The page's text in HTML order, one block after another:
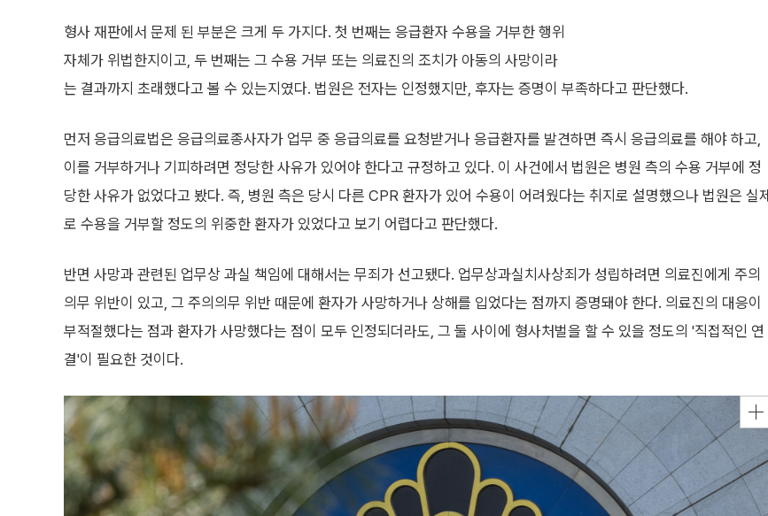
형사 재판에서 문제 된 부분은 크게 두 가지다. 첫 번째는 응급환자 수용을 거부한 행위
자체가 위법한지이고, 두 번째는 그 수용 거부 또는 의료진의 조치가 아동의 사망이라
는 결과까지 초래했다고 볼 수 있는지였다. 법원은 전자는 인정했지만, 후자는 증명이 부족하다고 판단했다.
먼저 응급의료법은 응급의료종사자가 업무 중 응급의료를 요청받거나 응급환자를 발견하면 즉시 응급의료를 해야 하고,
이를 거부하거나 기피하려면 정당한 사유가 있어야 한다고 규정하고 있다. 이 사건에서 법원은 병원 측의 수용 거부에 정
당한 사유가 없었다고 봤다. 즉, 병원 측은 당시 다른 CPR 환자가 있어 수용이 어려웠다는 취지로 설명했으나 법원은 실제
로 수용을 거부할 정도의 위중한 환자가 있었다고 보기 어렵다고 판단했다.
반면 사망과 관련된 업무상 과실 책임에 대해서는 무죄가 선고됐다. 업무상과실치사상죄가 성립하려면 의료진에게 주의
의무 위반이 있고, 그 주의의무 위반 때문에 환자가 사망하거나 상해를 입었다는 점까지 증명돼야 한다. 의료진의 대응이
부적절했다는 점과 환자가 사망했다는 점이 모두 인정되더라도, 그 둘 사이에 형사처벌을 할 수 있을 정도의 '직접적인 연
결'이 필요한 것이다.